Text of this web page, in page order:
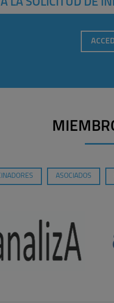
LA SOLICITUD DE
ASOCIADOS